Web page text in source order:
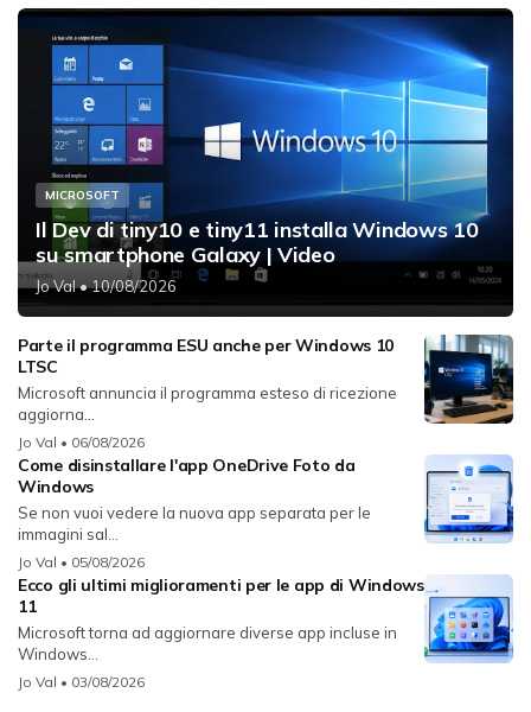
MICROSOFT
Il Dev di tiny10 e tiny11 installa Windows 10
su smartphone Galaxy | Video
Jo Val• 10/08/2026
Parte il programma ESU anche per Windows 10
LTSC
Microsoft annuncia il programma esteso di ricezione
aggiorna...
Jo Val • 06/08/2026
Come disinstallare l'app OneDrive Foto da
Windows
Se non vuoi vedere la nuova app separata per le
immagini sal...
Jo Val • 05/08/2026
Ecco gli ultimi miglioramenti per le app di Windows
11
Microsoft torna ad aggiornare diverse app incluse in
Windows...
Jo Val • 03/08/2026